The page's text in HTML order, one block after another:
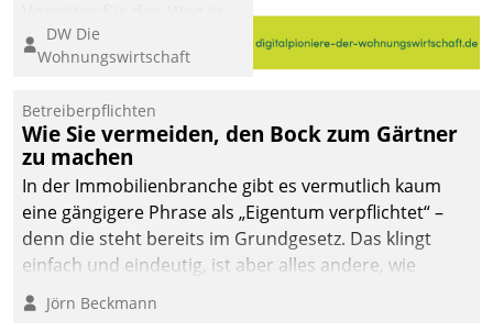
eine digitale Zukunft zu
finden, ist das Ziel des
der
Wohnungswirtschaft“.
Bewerben können sich
dafür ein Team
bestehend aus
Wohnungsunternehmen
und PropTech.
DW Die
Wohnungswirtschaft
Betreiberpflichten
Wie Sie vermeiden, den Bock zum Gärtner
zu machen
In der Immobilienbranche gibt es vermutlich kaum
eine gängigere Phrase als „Eigentum verpflichtet“ –
denn die steht bereits im Grundgesetz. Das klingt
einfach und eindeutig, ist aber alles andere, wie
Branchenbeschäftigte wissen. Denn mit der
Verantwortung folgen Verpflichtungen.
Jörn Beckmann